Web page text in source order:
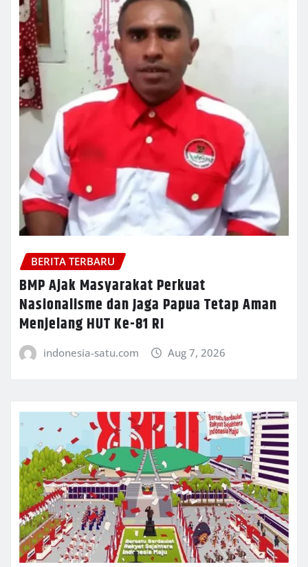
BERITA TERBARU
BMP Ajak Masyarakat Perkuat
Nasionalisme dan Jaga Papua Tetap Aman
Menjelang HUT Ke-81 RI
indonesia-satu.com Aug 7, 2026